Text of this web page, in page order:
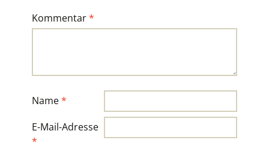
Kommentar*
Name*
E-Mail-Adresse
*